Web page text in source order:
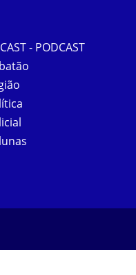
- PODCAST